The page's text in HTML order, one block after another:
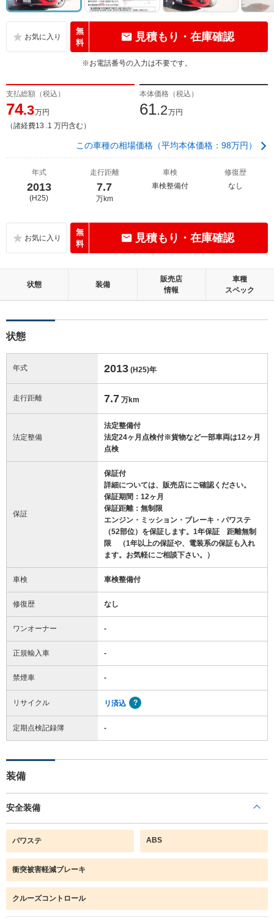
無
料
見積もり・在庫確認
※お電話番号の入力は不要です。
支払総額（税込）
74.3万円
（諸経費13 .1 万円含む）
本体価格（税込）
61.2万円
この車種の相場価格（平均本体価格：98万円）
年式
2013
(H25)
走行距離
7.7
万km
車検
車検整備付
修復歴
なし
無
料
見積もり・在庫確認
状態 装備
販売店
情報
車種
スペック
状態
年式 2013 (H25)年
走行距離 7.7 万km
法定整備
法定整備付
法定24ヶ月点検付※貨物など一部車両は12ヶ月
点検
保証
保証付
詳細については、販売店にご確認ください。
保証期間：12ヶ月
保証距離：無制限
エンジン・ミッション・ブレーキ・パワステ
（52部位）を保証します。1年保証 距離無制
限 （1年以上の保証や、電装系の保証も入れ
ます。お気軽にご相談下さい。）
車検 車検整備付
修復歴 なし
ワンオーナー -
正規輸入車 -
禁煙車 -
リサイクル リ済込
定期点検記録簿 -
装備
安全装備
パワステ ABS
衝突被害軽減ブレーキ
クルーズコントロール